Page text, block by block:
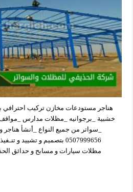
خشبية _برجوانيه _مظلات مدارس
0507999656 بتصميم و تشييد
مظلات سيارات و مسابح و حدائق